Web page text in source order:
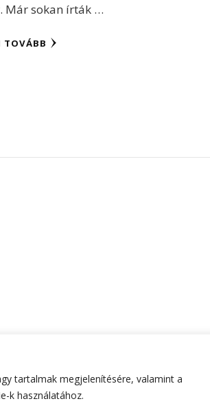
tartalmak megjelenítésére, valamint a
k használatához.
Már sokan írták …
TOVÁBB
| Fejlesztette